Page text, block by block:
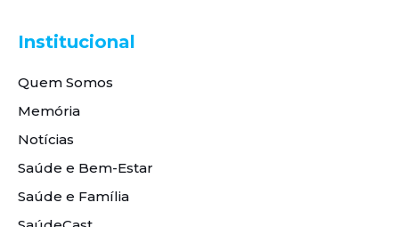
Institucional
Quem Somos
Memória
Notícias
Saúde e Bem-Estar
Saúde e Família